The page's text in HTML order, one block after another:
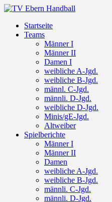
Startseite
Teams
Männer I
Männer II
Damen I
weibliche A-Jgd.
weibliche B-Jgd.
männl. C-Jgd.
männli. D-Jgd.
weibliche D-Jgd.
Minis/gE-Jgd.
Altweiber
Spielberichte
Männer I
Männer II
Damen
weibliche A-Jgd.
weibliche B-Jgd.
männli. C-Jgd.
männli. D-Jgd.